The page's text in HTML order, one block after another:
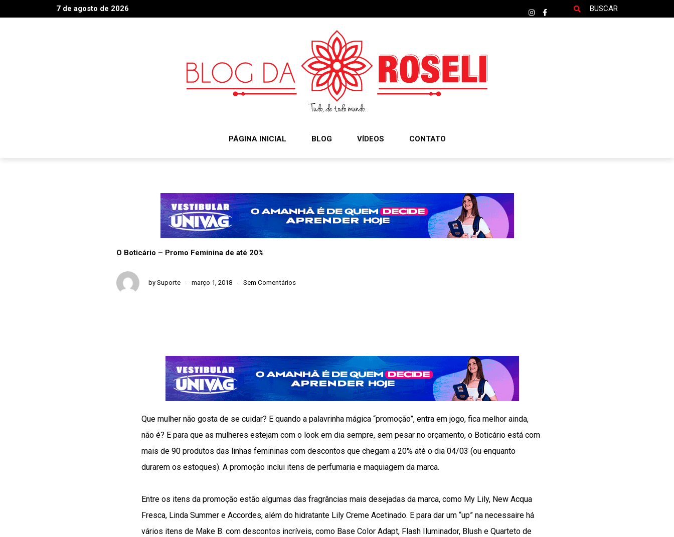
7 de agosto de 2026 BUSCAR
PÁGINA INICIAL BLOG VÍDEOS CONTATO
O Boticário – Promo Feminina de até 20%
by Suporte março 1, 2018 Sem Comentários
Que mulher não gosta de se cuidar? E quando a palavrinha mágica “promoção”, entra em jogo, fica melhor ainda,
não é? E para que as mulheres estejam com o look em dia sempre, sem pesar no orçamento, o Boticário está com
mais de 90 produtos das linhas femininas com descontos que chegam a 20% até o dia 04/03 (ou enquanto
durarem os estoques). A promoção inclui itens de perfumaria e maquiagem da marca.
Entre os itens da promoção estão algumas das fragrâncias mais desejadas da marca, como My Lily, New Acqua
Fresca, Linda Summer e Accordes, além do hidratante Lily Creme Acetinado. E para dar um “up” na necessaire há
vários itens de Make B. com descontos incríveis, como Base Color Adapt, Flash Iluminador, Blush e Quarteto de